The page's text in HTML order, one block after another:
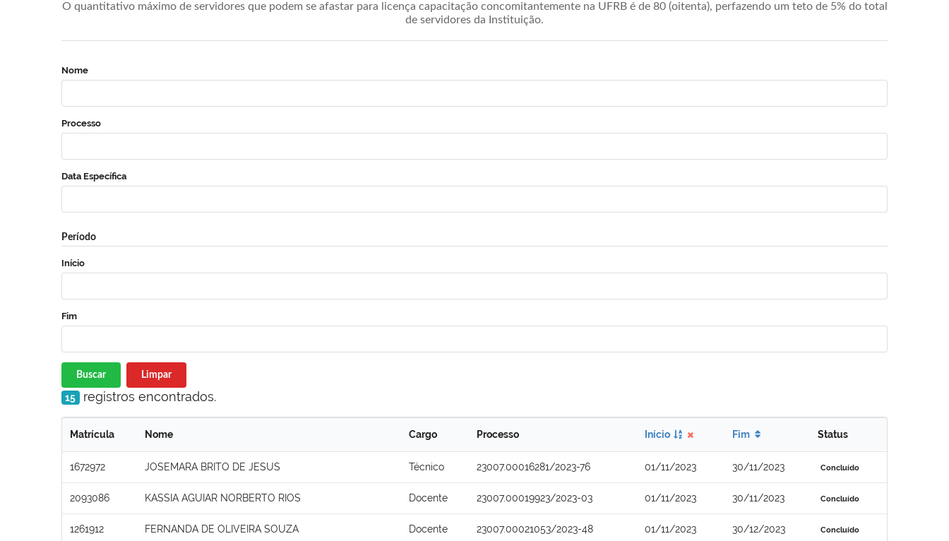
O quantitativo máximo de servidores que podem se afastar para licença capacitação concomitantemente na UFRB é de 80 (oitenta), perfazendo um teto de 5% do total
de servidores da Instituição.
Nome
Processo
Data Específica
Período
Início
Fim
Buscar Limpar
15 registros encontrados.
Matrícula Nome Cargo Processo Início Fim Status
1672972 JOSEMARA BRITO DE JESUS Técnico 23007.00016281/2023-76 01/11/2023 30/11/2023 Concluído
2093086 KASSIA AGUIAR NORBERTO RIOS Docente 23007.00019923/2023-03 01/11/2023 30/11/2023 Concluído
1261912 FERNANDA DE OLIVEIRA SOUZA Docente 23007.00021053/2023-48 01/11/2023 30/12/2023 Concluído